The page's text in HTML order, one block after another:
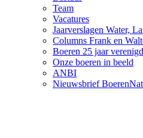
Team
Vacatures
Jaarverslagen Water,
Columns Frank en
Boeren 25 jaar
Onze boeren in beeld
ANBI
Nieuwsbrief